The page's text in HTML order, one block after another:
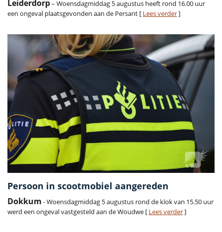
Leiderdorp– Woensdagmiddag 5 augustus heeft rond 16.00 uur
een ongeval plaatsgevonden aan de Persant [ Lees verder]
Persoon in scootmobiel aangereden
Dokkum - Woensdagmiddag 5 augustus rond de klok van 15.50 uur
werd een ongeval vastgesteld aan de Woudwe [ Lees verder]